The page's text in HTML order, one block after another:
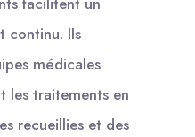
continu. Ils
médicales
les traitements en
recueillies et des